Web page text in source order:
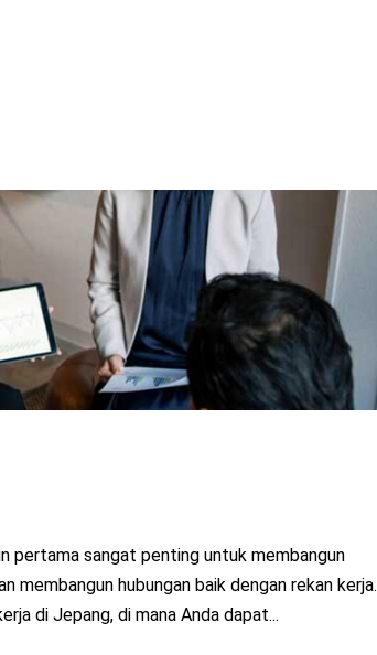
pertama sangat penting untuk membangun
membangun hubungan baik dengan rekan kerja.
di Jepang, di mana Anda dapat...